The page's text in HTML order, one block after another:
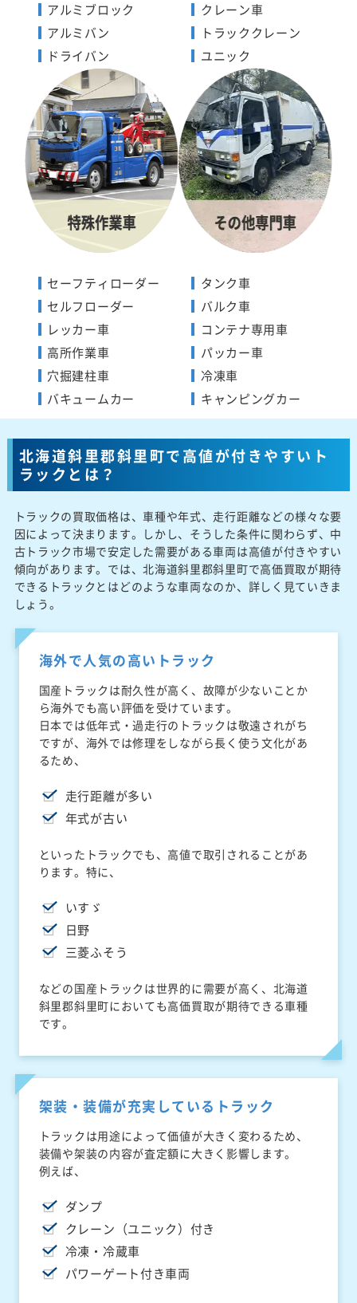
アルミブロック
アルミバン
ドライバン
クレーン車
トラッククレーン
ユニック
セーフティローダー
セルフローダー
レッカー車
高所作業車
穴掘建柱車
バキュームカー
タンク車
バルク車
コンテナ専用車
パッカー車
冷凍車
キャンピングカー
北海道斜里郡斜里町で高値が付きやすいト
ラックとは？
トラックの買取価格は、車種や年式、走行距離などの様々な要
因によって決まります。しかし、そうした条件に関わらず、中
古トラック市場で安定した需要がある車両は高値が付きやすい
傾向があります。では、北海道斜里郡斜里町で高価買取が期待
できるトラックとはどのような車両なのか、詳しく見ていきま
しょう。
海外で人気の高いトラック
国産トラックは耐久性が高く、故障が少ないことか
ら海外でも高い評価を受けています。
日本では低年式・過走行のトラックは敬遠されがち
ですが、海外では修理をしながら長く使う文化があ
るため、
走行距離が多い
年式が古い
といったトラックでも、高値で取引されることがあ
ります。特に、
いすゞ
日野
三菱ふそう
などの国産トラックは世界的に需要が高く、北海道
斜里郡斜里町においても高価買取が期待できる車種
です。
架装・装備が充実しているトラック
トラックは用途によって価値が大きく変わるため、
装備や架装の内容が査定額に大きく影響します。
例えば、
ダンプ
クレーン（ユニック）付き
冷凍・冷蔵車
パワーゲート付き車両